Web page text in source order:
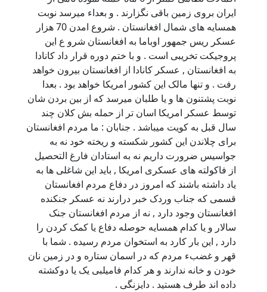
ایران بروی زمین باقی نگزارند . و بعداء میرسد نوبت
همسایه های شمال افغانستان . شروع امدن 70 هزار
عسکر ریس جمهور اوباما به افغانستان شرو ع این
پروجیکت تخریبی است . و با ختم دوره قرار داد کانادا
به افغانستان , عسکر کانادا از افغانستان بیرون خواهد
رفت . و تنها مالک این کشور امریکا خواهد بود . بعدا
نوبت پشتنون ها و یا طلبان میرسد که از بین بردن شان
توسط عسکر امریکا اسان تر از حمله بش کلان چند
سال قبل به کویت میباشد . جنابان : ما مردم افغانستان
برای چلاندن این کشور شکسته و ریخته خود نه به
جواسیس ضرورت داریم نه به استادان فارغ التحصیل
از فاکولته های عسکری امریکا , باید این شاغلی ها به
یاد داشته باشند که امروز در دفاع مردم افغانستان
قسمی که جناب وردک خبر درارند نه عسکر جنکنده
افغانستان وجود دارد , نه از مردم افغانستان جنک
سالار و یا کدام همسایه حوصله دفاع یا کمک کردن را
دارد , این بار کارد به استخوان مردم رسیده . شما با
قهر و غضبء مردم که در اسمان ستاره و در زمین نان
خودن و خانه ندارند و هر کدام فامیلبی یک یا دوکشته
داده اند طرف هستید . دایزنگی .